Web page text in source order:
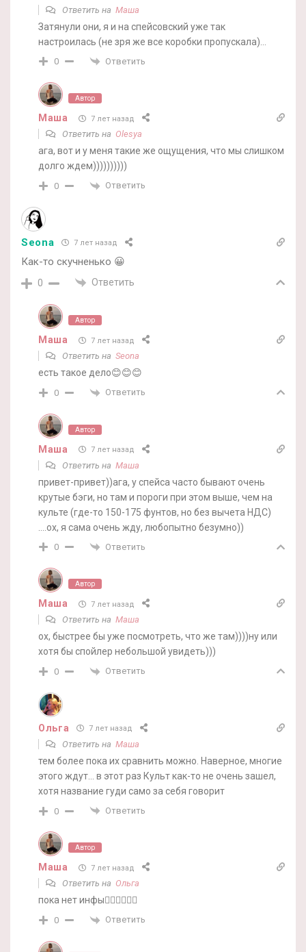
Ответить на Маша
Затянули они, я и на спейсовский уже так
настроилась (не зря же все коробки пропускала)…
0 Ответить
Автор
Маша 7 лет назад
Ответить на Olesya
ага, вот и у меня такие же ощущения, что мы слишком
долго ждем))))))))))
0 Ответить
Seona 7 лет назад
Как-то скучненько 😀
0 Ответить
Автор
Маша 7 лет назад
Ответить на Seona
есть такое дело😊😊😊
0 Ответить
Автор
Маша 7 лет назад
Ответить на Маша
привет-привет))ага, у спейса часто бывают очень
крутые бэги, но там и пороги при этом выше, чем на
культе (где-то 150-175 фунтов, но без вычета НДС)
….ох, я сама очень жду, любопытно безумно))
0 Ответить
Автор
Маша 7 лет назад
Ответить на Маша
ох, быстрее бы уже посмотреть, что же там))))ну или
хотя бы спойлер небольшой увидеть)))
0 Ответить
Ольга 7 лет назад
Ответить на Маша
тем более пока их сравнить можно. Наверное, многие
этого ждут… в этот раз Культ как-то не очень зашел,
хотя название гуди само за себя говорит
0 Ответить
Автор
Маша 7 лет назад
Ответить на Ольга
пока нет инфы🤷‍♀️🤷‍♀️🤷‍♀️
0 Ответить